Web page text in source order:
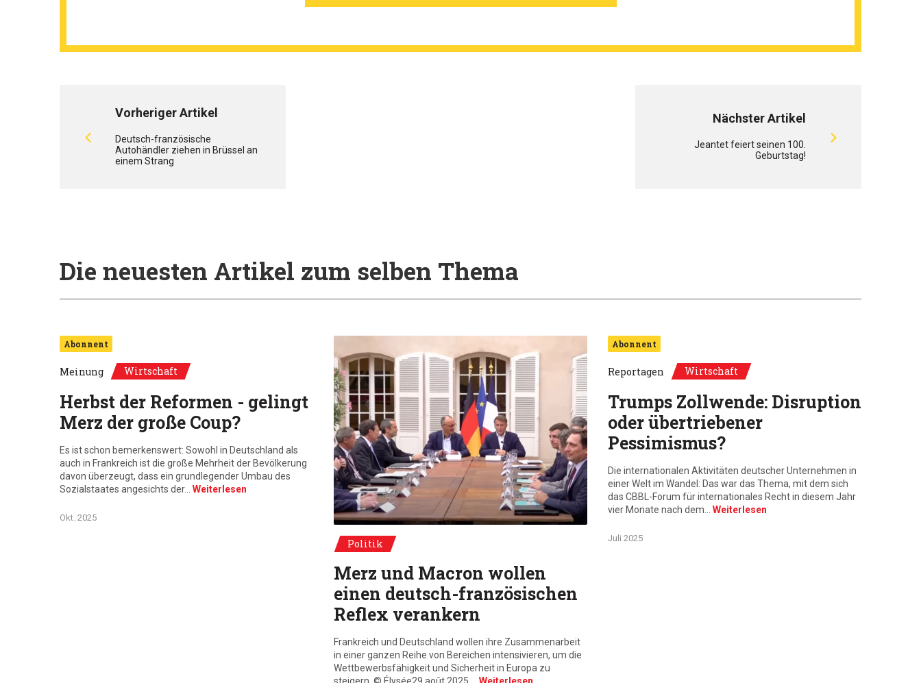
Vorheriger Artikel
Deutsch-französische
Autohändler ziehen in Brüssel an
einem Strang
Nächster Artikel
Jeantet feiert seinen 100.
Geburtstag!
Die neuesten Artikel zum selben Thema
Abonnent
Meinung Wirtschaft
Herbst der Reformen - gelingt
Merz der große Coup?
Es ist schon bemerkenswert: Sowohl in Deutschland als
auch in Frankreich ist die große Mehrheit der Bevölkerung
davon überzeugt, dass ein grundlegender Umbau des
Sozialstaates angesichts der… Weiterlesen
Okt. 2025
Politik
Merz und Macron wollen
einen deutsch-französischen
Reflex verankern
Frankreich und Deutschland wollen ihre Zusammenarbeit
in einer ganzen Reihe von Bereichen intensivieren, um die
Wettbewerbsfähigkeit und Sicherheit in Europa zu
Abonnent
Reportagen Wirtschaft
Trumps Zollwende: Disruption
oder übertriebener
Pessimismus?
Die internationalen Aktivitäten deutscher Unternehmen in
einer Welt im Wandel: Das war das Thema, mit dem sich
das CBBL-Forum für internationales Recht in diesem Jahr
vier Monate nach dem… Weiterlesen
Juli 2025